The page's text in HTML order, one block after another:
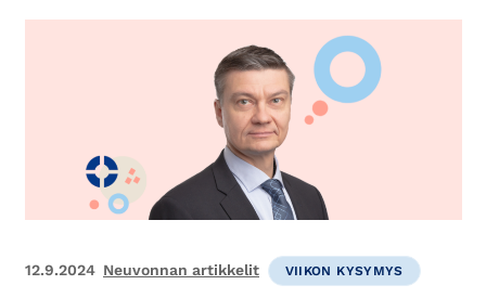
12.9.2024 Neuvonnan artikkelit VIIKON KYSYMYS